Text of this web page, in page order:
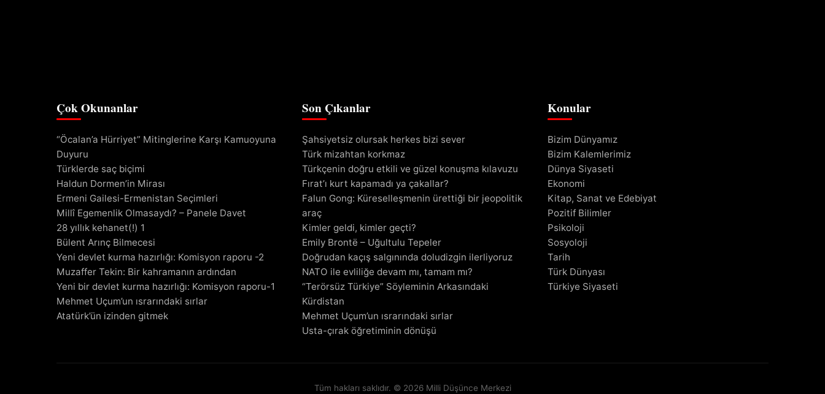
Çok Okunanlar
“Öcalan’a Hürriyet” Mitinglerine Karşı Kamuoyuna
Duyuru
Türklerde saç biçimi
Haldun Dormen’in Mirası
Ermeni Gailesi-Ermenistan Seçimleri
Millî Egemenlik Olmasaydı? – Panele Davet
28 yıllık kehanet(!) 1
Bülent Arınç Bilmecesi
Yeni devlet kurma hazırlığı: Komisyon raporu -2
Muzaffer Tekin: Bir kahramanın ardından
Yeni bir devlet kurma hazırlığı: Komisyon raporu-1
Mehmet Uçum’un ısrarındaki sırlar
Atatürk’ün izinden gitmek
Son Çıkanlar
Şahsiyetsiz olursak herkes bizi sever
Türk mizahtan korkmaz
Türkçenin doğru etkili ve güzel konuşma kılavuzu
Fırat’ı kurt kapamadı ya çakallar?
Falun Gong: Küreselleşmenin ürettiği bir jeopolitik
araç
Kimler geldi, kimler geçti?
Emily Brontë – Uğultulu Tepeler
Doğrudan kaçış salgınında doludizgin ilerliyoruz
NATO ile evliliğe devam mı, tamam mı?
“Terörsüz Türkiye” Söyleminin Arkasındaki
Kürdistan
Mehmet Uçum’un ısrarındaki sırlar
Usta-çırak öğretiminin dönüşü
Konular
Bizim Dünyamız
Bizim Kalemlerimiz
Dünya Siyaseti
Ekonomi
Kitap, Sanat ve Edebiyat
Pozitif Bilimler
Psikoloji
Sosyoloji
Tarih
Türk Dünyası
Türkiye Siyaseti
Tüm hakları saklıdır. © 2026 Milli Düşünce Merkezi